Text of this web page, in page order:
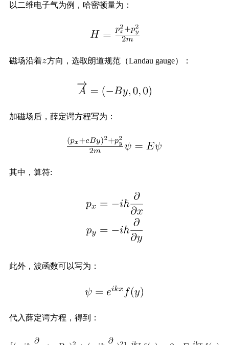
以二维电子气为例，哈密顿量为：
磁场沿着 方向，选取朗道规范（Landau gauge）：
加磁场后，薛定谔方程写为：
其中，算符:
此外，波函数可以写为：
代入薛定谔方程，得到：